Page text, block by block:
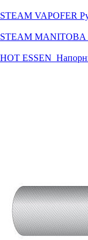
STEAM VAPOFER
STEAM MANITOBA
HOT ESSEN